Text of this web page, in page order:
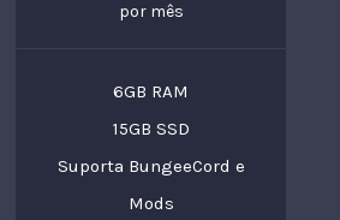
por mês
6GB RAM
15GB SSD
Suporta BungeeCord e
Mods